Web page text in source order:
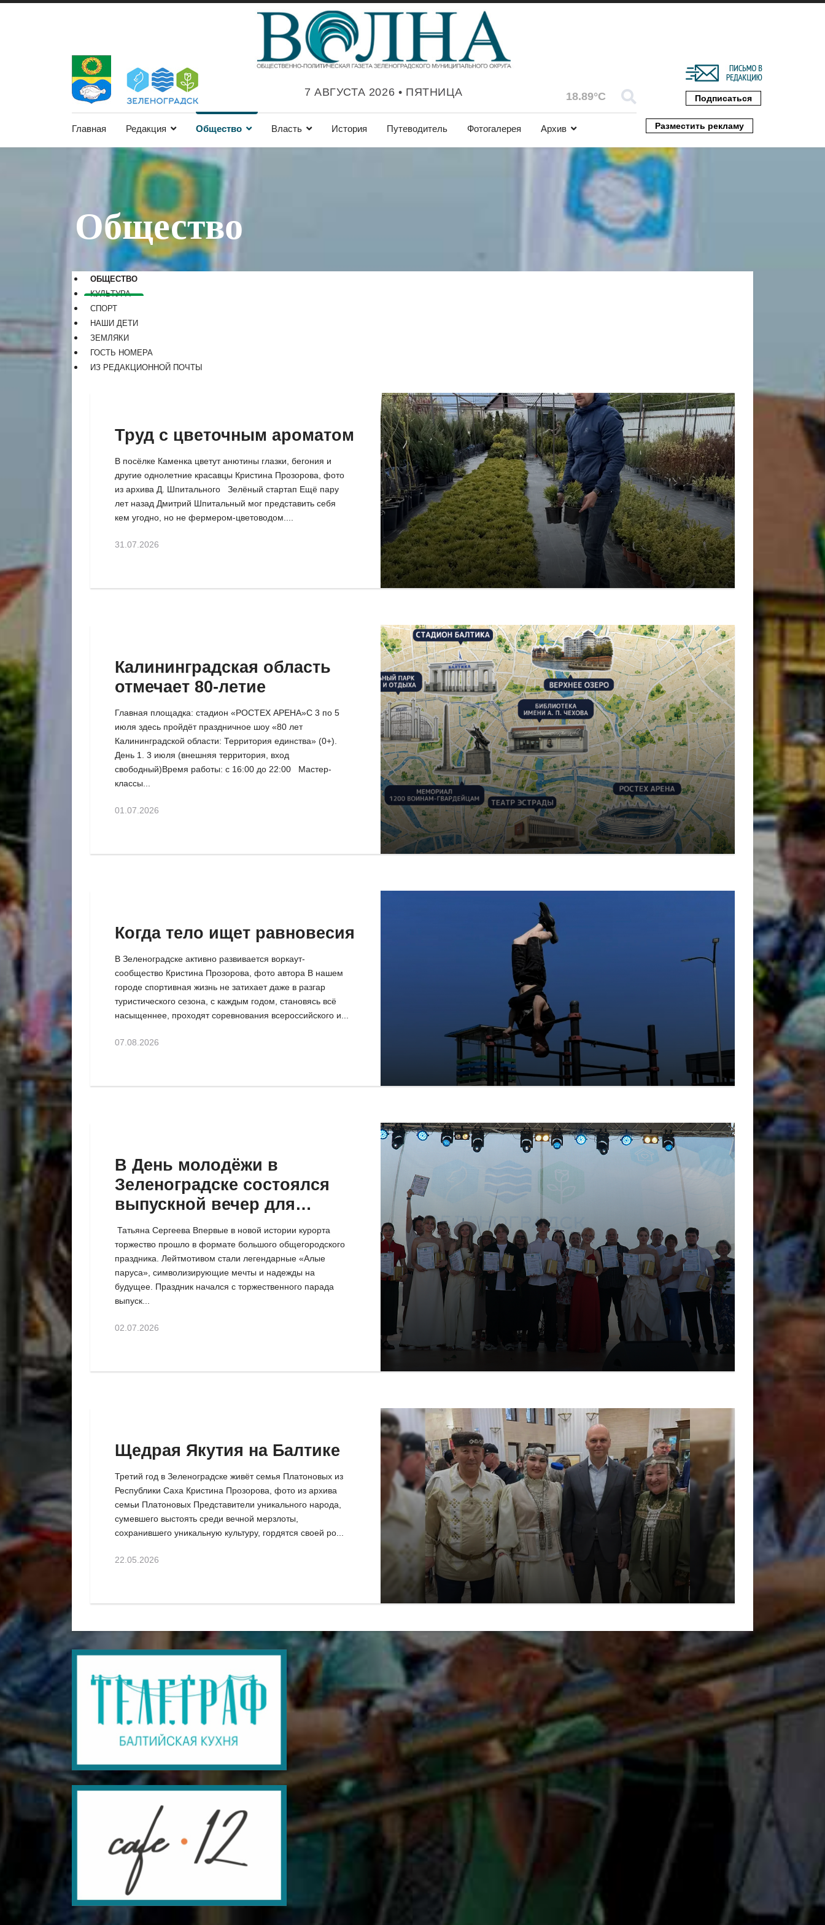
7 АВГУСТА 2026 • ПЯТНИЦА 18.89°C Подписаться
Главная Редакция Общество Власть История Путеводитель Фотогалерея Архив Разместить рекламу
Общество
ОБЩЕСТВО
КУЛЬТУРА
СПОРТ
НАШИ ДЕТИ
ЗЕМЛЯКИ
ГОСТЬ НОМЕРА
ИЗ РЕДАКЦИОННОЙ ПОЧТЫ
Труд с цветочным ароматом
В посёлке Каменка цветут анютины глазки, бегония и
другие однолетние красавцы Кристина Прозорова, фото
из архива Д. Шпитального Зелёный стартап Ещё пару
лет назад Дмитрий Шпитальный мог представить себя
кем угодно, но не фермером-цветоводом....
31.07.2026
Калининградская область
отмечает 80-летие
Главная площадка: стадион «РОСТЕХ АРЕНА»С 3 по 5
июля здесь пройдёт праздничное шоу «80 лет
Калининградской области: Территория единства» (0+).
День 1. 3 июля (внешняя территория, вход
свободный)Время работы: с 16:00 до 22:00 Мастер-
классы...
01.07.2026
Когда тело ищет равновесия
В Зеленоградске активно развивается воркаут-
сообщество Кристина Прозорова, фото автора В нашем
городе спортивная жизнь не затихает даже в разгар
туристического сезона, с каждым годом, становясь всё
насыщеннее, проходят соревнования всероссийского и...
07.08.2026
В День молодёжи в
Зеленоградске состоялся
выпускной вечер для
одиннадцатиклассников
Татьяна Сергеева Впервые в новой истории курорта
торжество прошло в формате большого общегородского
праздника. Лейтмотивом стали легендарные «Алые
паруса», символизирующие мечты и надежды на
будущее. Праздник начался с торжественного парада
выпуск...
02.07.2026
Щедрая Якутия на Балтике
Третий год в Зеленоградске живёт семья Платоновых из
Республики Саха Кристина Прозорова, фото из архива
семьи Платоновых Представители уникального народа,
сумевшего выстоять среди вечной мерзлоты,
сохранившего уникальную культуру, гордятся своей ро...
22.05.2026